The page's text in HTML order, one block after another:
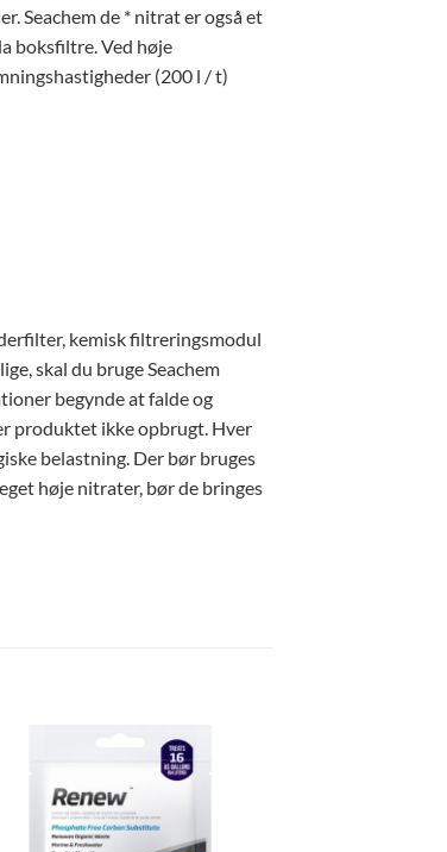
Seachem de * nitrat er også et
boksfiltre. Ved høje
(200 l / t)
kemisk filtreringsmodul
skal du bruge Seachem
begynde at falde og
produktet ikke opbrugt. Hver
belastning. Der bør bruges
høje nitrater, bør de bringes